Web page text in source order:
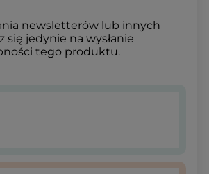
newsletterów lub innych
się jedynie na wysłanie
tego produktu.